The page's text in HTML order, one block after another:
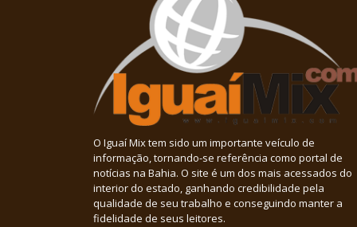
O Iguaí Mix tem sido um importante veículo de
informação, tornando-se referência como portal de
notícias na Bahia. O site é um dos mais acessados do
interior do estado, ganhando credibilidade pela
qualidade de seu trabalho e conseguindo manter a
fidelidade de seus leitores.